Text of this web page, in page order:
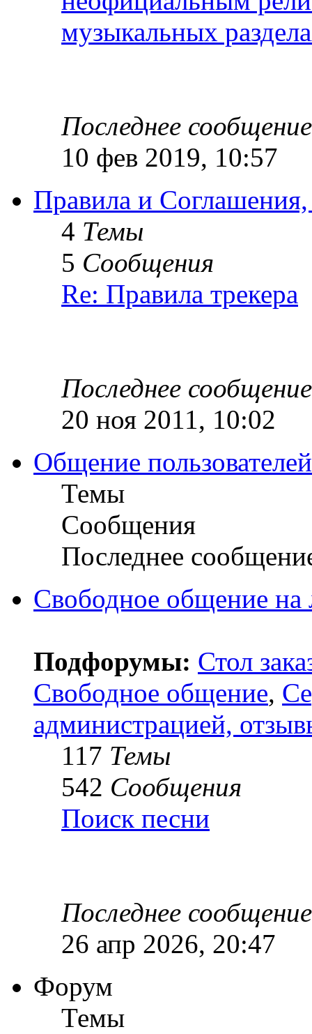
музыкальных
Последнее сообщение
10 фев 2019, 10:57
Правила и
4 Темы
5 Сообщения
Re: Правила трекера
Последнее сообщение
20 ноя 2011, 10:02
Общение
Темы
Сообщения
Последнее
Свободное общение
Подфорумы: Стол
Свободное общение,
администрацией,
117 Темы
542 Сообщения
Поиск песни
Последнее сообщение
26 апр 2026, 20:47
Форум
Темы